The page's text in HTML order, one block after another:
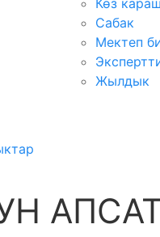
Көз
Сабак
Мектеп
Жылдык